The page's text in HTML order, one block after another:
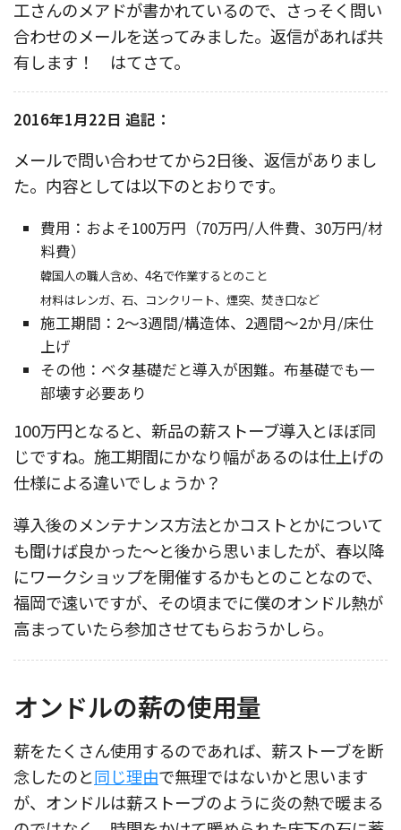
工さんのメアドが書かれているので、さっそく問い
合わせのメールを送ってみました。返信があれば共
有します！ はてさて。
2016年1月22日 追記：
メールで問い合わせてから2日後、返信がありまし
た。内容としては以下のとおりです。
費用：およそ100万円（70万円/人件費、30万円/材
料費）
韓国人の職人含め、4名で作業するとのこと
材料はレンガ、石、コンクリート、煙突、焚き口など
施工期間：2〜3週間/構造体、2週間〜2か月/床仕
上げ
その他：ベタ基礎だと導入が困難。布基礎でも一
部壊す必要あり
100万円となると、新品の薪ストーブ導入とほぼ同
じですね。施工期間にかなり幅があるのは仕上げの
仕様による違いでしょうか？
導入後のメンテナンス方法とかコストとかについて
も聞けば良かった〜と後から思いましたが、春以降
にワークショップを開催するかもとのことなので、
福岡で遠いですが、その頃までに僕のオンドル熱が
高まっていたら参加させてもらおうかしら。
オンドルの薪の使用量
薪をたくさん使用するのであれば、薪ストーブを断
念したのと同じ理由で無理ではないかと思います
が、オンドルは薪ストーブのように炎の熱で暖まる